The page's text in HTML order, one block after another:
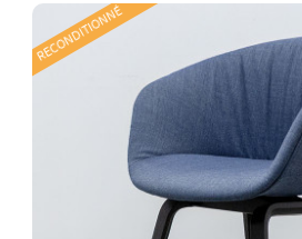
RECONDITIONNÉ